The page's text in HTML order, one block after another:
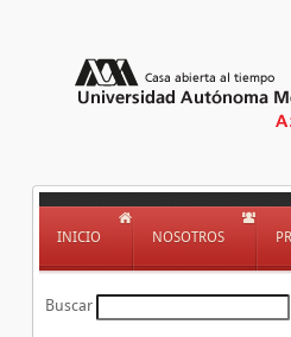
INICIO NOSOTROS
Buscar